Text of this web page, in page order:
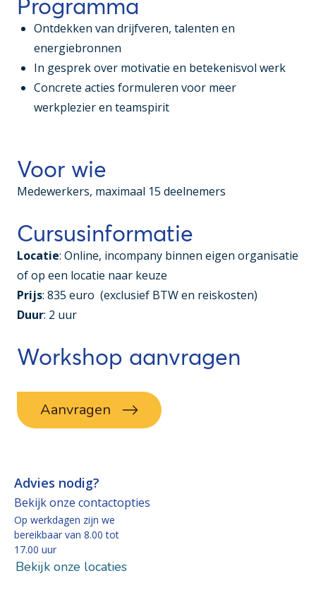
Programma
Ontdekken van drijfveren, talenten en
energiebronnen
In gesprek over motivatie en betekenisvol werk
Concrete acties formuleren voor meer
werkplezier en teamspirit
Voor wie
Medewerkers, maximaal 15 deelnemers
Cursusinformatie
Locatie: Online, incompany binnen eigen organisatie
of op een locatie naar keuze
Prijs: 835 euro (exclusief BTW en reiskosten)
Duur: 2 uur
Workshop aanvragen
Aanvragen
Advies nodig?
Bekijk onze contactopties
Op werkdagen zijn we
bereikbaar van 8.00 tot
17.00 uur
Bekijk onze locaties